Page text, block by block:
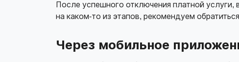
После успешного отключения платной
на каком-то из этапов, рекомендуем
Через мобильное